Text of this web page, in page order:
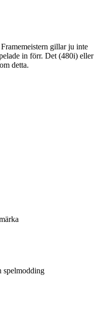
gillar ju inte
in förr. Det (480i) eller
detta.
spelmodding